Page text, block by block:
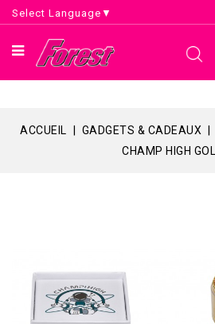
Select Language ▼
ACCUEIL GADGETS & CADEAUX
CHAMP HIGH